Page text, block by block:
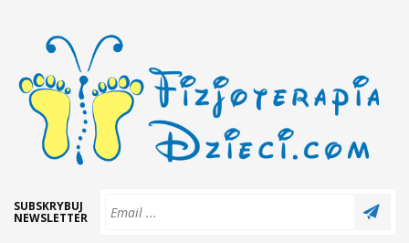
SUBSKRYBUJ
NEWSLETTER